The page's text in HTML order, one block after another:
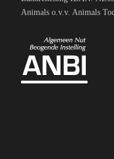
Animals o.v.v. Animals